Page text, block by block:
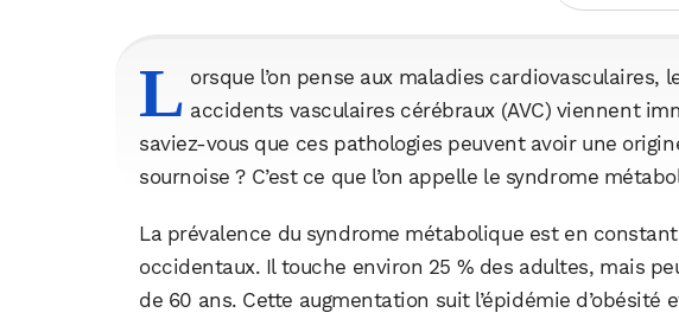
L orsque l’on pense aux maladies cardiovasculaires,
accidents vasculaires cérébraux (AVC) viennent
saviez-vous que ces pathologies peuvent avoir une
sournoise ? C’est ce que l’on appelle le syndrome
La prévalence du syndrome métabolique est en
occidentaux. Il touche environ 25 % des adultes, mais
de 60 ans. Cette augmentation suit l’épidémie